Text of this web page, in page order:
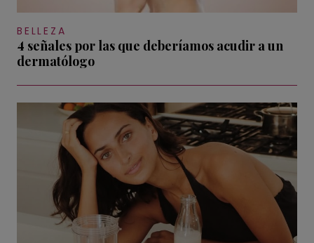
BELLEZA
4 señales por las que deberíamos acudir a un
dermatólogo